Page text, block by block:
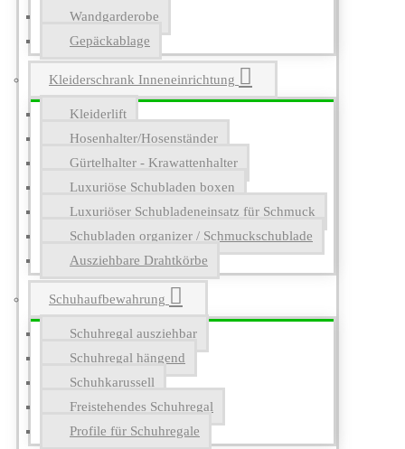
Wandgarderobe
Gepäckablage
Kleiderschrank Inneneinrichtung
Kleiderlift
Hosenhalter/Hosenständer
Gürtelhalter - Krawattenhalter
Luxuriöse Schubladen boxen
Luxuriöser Schubladeneinsatz für Schmuck
Schubladen organizer / Schmuckschublade
Ausziehbare Drahtkörbe
Schuhaufbewahrung
Schuhregal ausziehbar
Schuhregal hängend
Schuhkarussell
Freistehendes Schuhregal
Profile für Schuhregale